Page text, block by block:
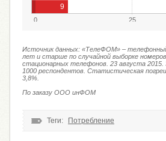
9
0 25
Источник данных: «ТелеФОМ» –
лет и старше по случайной выборке
стационарных телефонов. 23 августа 2015.
1000 респондентов. Статистическая
3,8%.
По заказу ООО инФОМ
Теги: Потребление